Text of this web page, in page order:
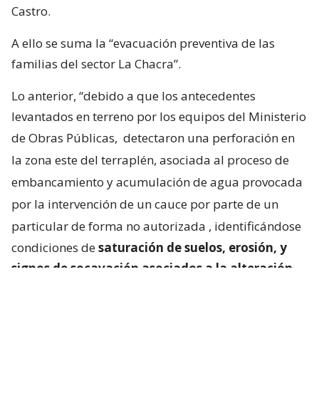
Castro.
A ello se suma la “evacuación preventiva de las
familias del sector La Chacra”.
Lo anterior, “debido a que los antecedentes
levantados en terreno por los equipos del Ministerio
de Obras Públicas, detectaron una perforación en
la zona este del terraplén, asociada al proceso de
embancamiento y acumulación de agua provocada
por la intervención de un cauce por parte de un
particular de forma no autorizada , identificándose
condiciones desaturación de suelos, erosión, y
signos de socavación asociados a la alteración